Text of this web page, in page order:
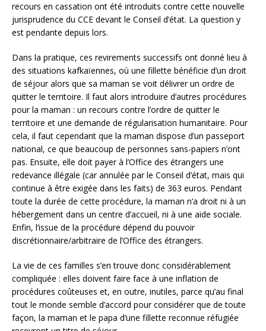
recours en cassation ont été introduits contre cette nouvelle
jurisprudence du CCE devant le Conseil d’état. La question y
est pendante depuis lors.
Dans la pratique, ces revirements successifs ont donné lieu à
des situations kafkaïennes, où une fillette bénéficie d’un droit
de séjour alors que sa maman se voit délivrer un ordre de
quitter le territoire. Il faut alors introduire d’autres procédures
pour la maman : un recours contre l’ordre de quitter le
territoire et une demande de régularisation humanitaire. Pour
cela, il faut cependant que la maman dispose d’un passeport
national, ce que beaucoup de personnes sans-papiers n’ont
pas. Ensuite, elle doit payer à l’Office des étrangers une
redevance illégale (car annulée par le Conseil d’état, mais qui
continue à être exigée dans les faits) de 363 euros. Pendant
toute la durée de cette procédure, la maman n’a droit ni à un
hébergement dans un centre d’accueil, ni à une aide sociale.
Enfin, l’issue de la procédure dépend du pouvoir
discrétionnaire/arbitraire de l’Office des étrangers.
La vie de ces familles s’en trouve donc considérablement
compliquée : elles doivent faire face à une inflation de
procédures coûteuses et, en outre, inutiles, parce qu’au final
tout le monde semble d’accord pour considérer que de toute
façon, la maman et le papa d’une fillette reconnue réfugiée